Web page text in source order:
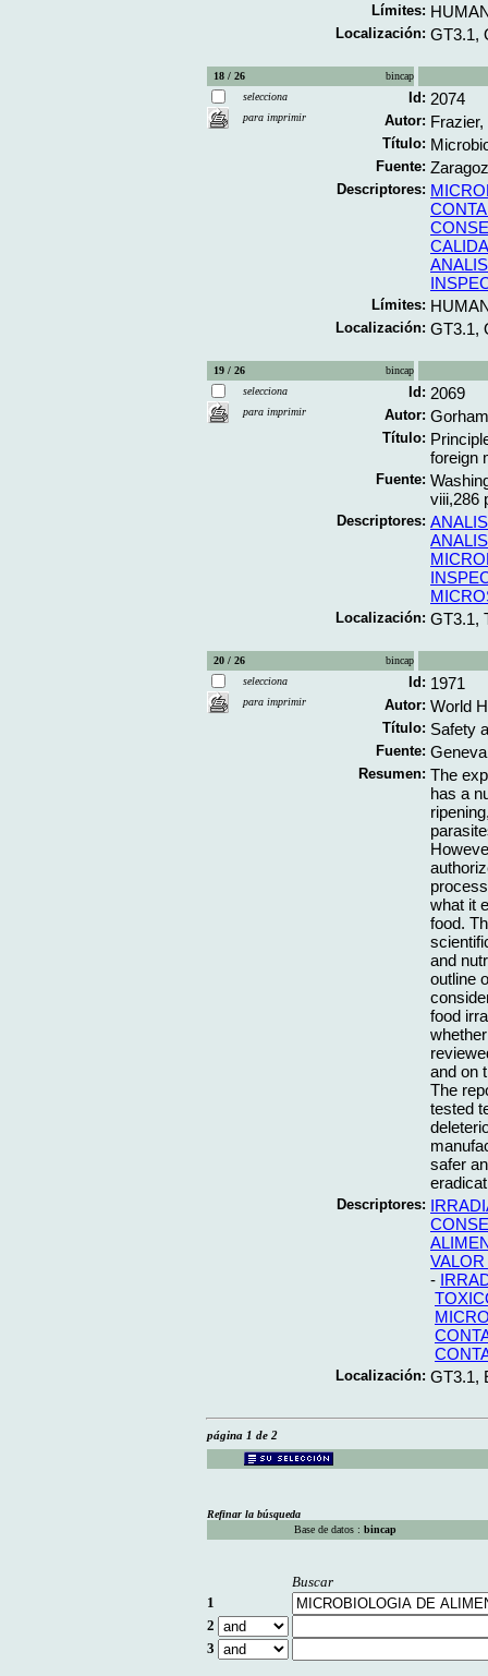
Límites:
Localización: GT3.1,
18 / 26
bincap
selecciona
para imprimir
Id: 2074
Autor:
Título:
Fuente:
Descriptores:
Límites:
Localización: GT3.1,
19 / 26
bincap
selecciona
para imprimir
Id: 2069
Autor:
Título:
foreign
Fuente:
viii,286
Descriptores:
Localización: GT3.1,
20 / 26
bincap
selecciona
para imprimir
Id: 1971
Autor: World
Título: Safety
Fuente:
Resumen: The
has a
what it
food.
and
outline
food
and on
The
tested
safer
Descriptores:
-
Localización: GT3.1,
página 1 de 2
Refinar la búsqueda
Base de datos : bincap
Buscar
1
2
3